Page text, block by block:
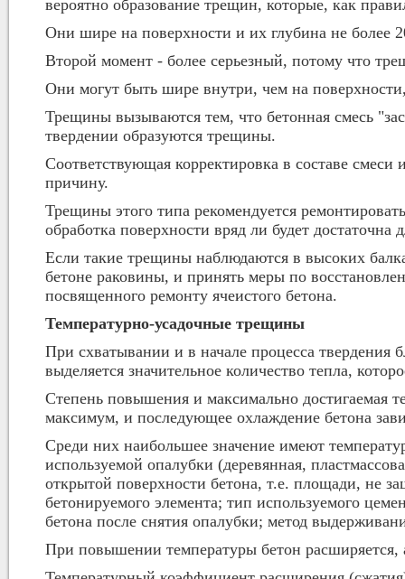
вероятно образование трещин, которые, как
Они шире на поверхности и их глубина не более
Второй момент - более серьезный, потому что
Они могут быть шире внутри, чем на
Трещины вызываются тем, что бетонная смесь
твердении образуются трещины.
Соответствующая корректировка в составе
причину.
Трещины этого типа рекомендуется
обработка поверхности вряд ли будет
Если такие трещины наблюдаются в высоких
бетоне раковины, и принять меры по
посвященного ремонту ячеистого бетона.
Температурно-усадочные трещины
При схватывании и в начале процесса твердения
выделяется значительное количество тепла,
Степень повышения и максимально достигаемая
максимум, и последующее охлаждение бетона
Среди них наибольшее значение имеют
используемой опалубки (деревянная,
открытой поверхности бетона, т.е. площади, не
бетонируемого элемента; тип используемого
бетона после снятия опалубки; метод
При повышении температуры бетон